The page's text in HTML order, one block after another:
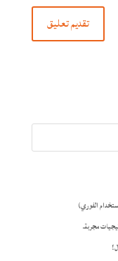
الفوري)